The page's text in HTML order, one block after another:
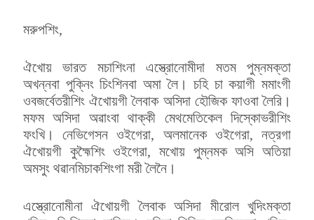
মরুপশিং,
ঐখোয় ভারত মচাশিংনা এস্ত্রোনোমীদা মতম পুম্নমক্তা
অখন্নবা পুক্নিং চিংশিনবা অমা লৈ। চহি চা কয়াগী মমাংগী
ওবজর্বেতরীশিং ঐখোয়গী লৈবাক অসিদা হৌজিক ফাওবা লৈরি।
মফম অসিদা অৱাংবা থাক্কী মেথমেতিকেল দিস্কোভরীশিং
ফংখি। নেভিগেসন ওইগেরা, অলমানেক ওইগেরা, নত্রগা
ঐখোয়গী কুহ্মৈশিং ওইগেরা, মখোয় পুম্নমক অসি অতিয়া
অমসুং থৱানমিচাকশিংগা মরী লৈনৈ।
এস্ত্রোনোমীনা ঐখোয়গী লৈবাক অসিদা মীরোল খুদিংমক্তা